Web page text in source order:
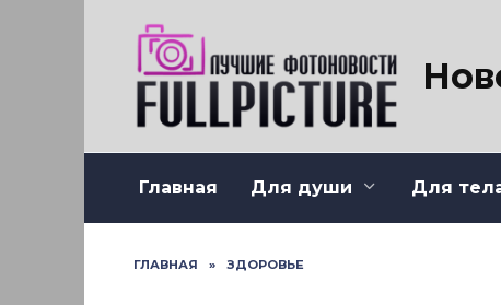
Главная Для души Для
ГЛАВНАЯ » ЗДОРОВЬЕ